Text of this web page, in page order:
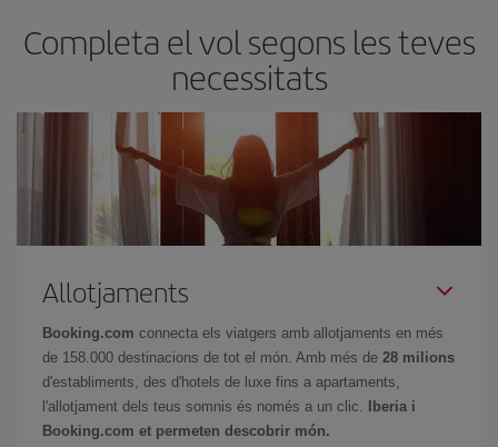
Completa el vol segons les teves
necessitats
Allotjaments
Booking.com connecta els viatgers amb allotjaments en més
de 158.000 destinacions de tot el món. Amb més de 28 milions
d'establiments, des d'hotels de luxe fins a apartaments,
l'allotjament dels teus somnis és només a un clic.
Iberia i
Booking.com et permeten descobrir món.